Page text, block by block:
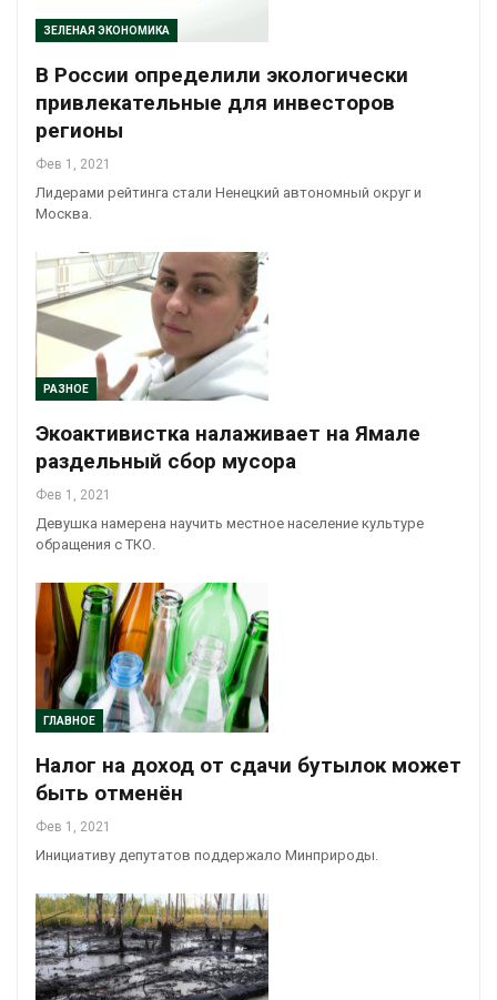
ЗЕЛЕНАЯ ЭКОНОМИКА
В России определили экологически
привлекательные для инвесторов
регионы
Фев 1, 2021
Лидерами рейтинга стали Ненецкий автономный округ и
Москва.
РАЗНОЕ
Экоактивистка налаживает на Ямале
раздельный сбор мусора
Фев 1, 2021
Девушка намерена научить местное население культуре
обращения с ТКО.
ГЛАВНОЕ
Налог на доход от сдачи бутылок может
быть отменён
Фев 1, 2021
Инициативу депутатов поддержало Минприроды.